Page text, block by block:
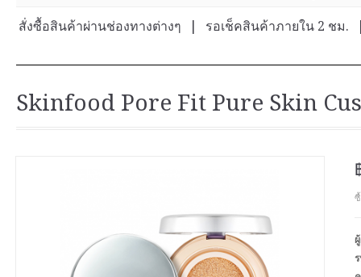
สั่งซื้อสินค้าผ่านช่องทางต่างๆ รอเช็คสินค้าภายใน 2 ชม.
Skinfood Pore Fit Pure Skin